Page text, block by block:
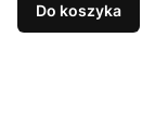
Do koszyka